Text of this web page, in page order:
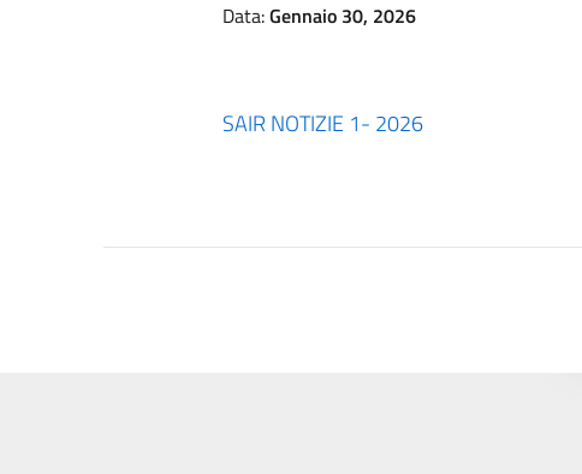
Data:Gennaio 30, 2026
SAIR NOTIZIE 1- 2026